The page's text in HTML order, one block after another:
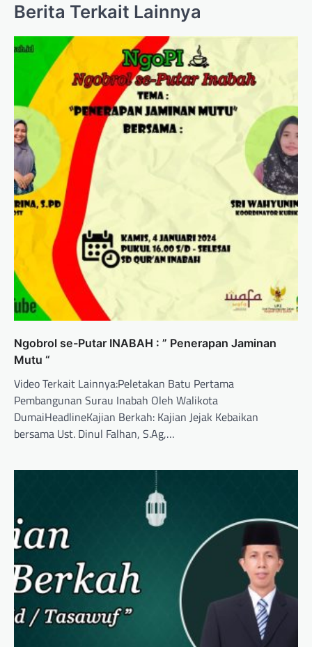
Berita Terkait Lainnya
Ngobrol se-Putar INABAH : ” Penerapan Jaminan
Mutu “
Video Terkait Lainnya:Peletakan Batu Pertama
Pembangunan Surau Inabah Oleh Walikota
DumaiHeadlineKajian Berkah: Kajian Jejak Kebaikan
bersama Ust. Dinul Falhan, S.Ag,…